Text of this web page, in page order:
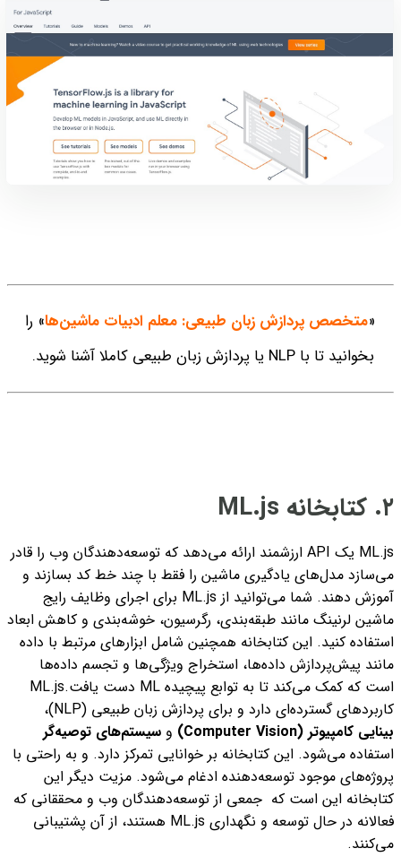
«متخصص پردازش زبان طبیعی: معلم ادبیات ماشین‌ها» را
بخوانید تا با NLP یا پردازش زبان طبیعی کاملا آشنا شوید.
۲. کتابخانه ML.js
ML.js یک API ارزشمند ارائه می‌دهد که توسعه‌دهندگان وب را قادر
می‌سازد مدل‌های یادگیری ماشین را فقط با چند خط کد بسازند و
آموزش دهند. شما می‌توانید از ML.js برای اجرای وظایف رایج
ماشین لرنینگ مانند طبقه‌بندی، رگرسیون، خوشه‌بندی و کاهش ابعاد
استفاده کنید. این کتابخانه همچنین شامل ابزارهای مرتبط با داده
مانند پیش‌پردازش داده‌ها، استخراج ویژگی‌ها و تجسم داده‌ها
است که کمک می‌کند تا به توابع پیچیده ML دست یافت.
ML.js
کاربردهای گسترده‌ای دارد و برای پردازش زبان طبیعی (NLP)،
بینایی کامپیوتر (Computer Vision)
و سیستم‌های توصیه‌گر
استفاده می‌شود. این کتابخانه بر خوانایی تمرکز دارد. و به راحتی با
پروژه‌های موجود توسعه‌دهنده ادغام می‌شود. مزیت دیگر این
کتابخانه این است که جمعی از توسعه‌دهندگان وب و محققانی که
فعالانه در حال توسعه و نگهداری ML.js هستند، از آن پشتیبانی
می‌کنند.